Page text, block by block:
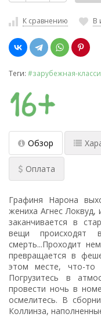
К сравнению В
Теги: #зарубежная-
Обзор
Оплата
Графиня Нарона
жениха Агнес Локвуд,
заканчивается в
вещи происходят
смерть...Проходит
превращается в
этом месте, что-то
Погрузитесь в
провести ночь в
осмелитесь. В
Коллинза,